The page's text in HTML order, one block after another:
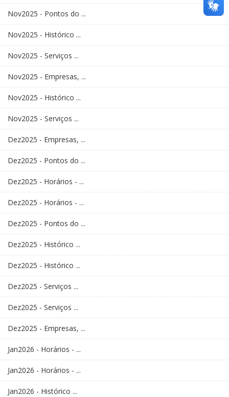
Nov2025 - Pontos do ...
Nov2025 - Histórico ...
Nov2025 - Serviços ...
Nov2025 - Empresas, ...
Nov2025 - Histórico ...
Nov2025 - Serviços ...
Dez2025 - Empresas, ...
Dez2025 - Pontos do ...
Dez2025 - Horários - ...
Dez2025 - Horários - ...
Dez2025 - Pontos do ...
Dez2025 - Histórico ...
Dez2025 - Histórico ...
Dez2025 - Serviços ...
Dez2025 - Serviços ...
Dez2025 - Empresas, ...
Jan2026 - Horários - ...
Jan2026 - Horários - ...
Jan2026 - Histórico ...